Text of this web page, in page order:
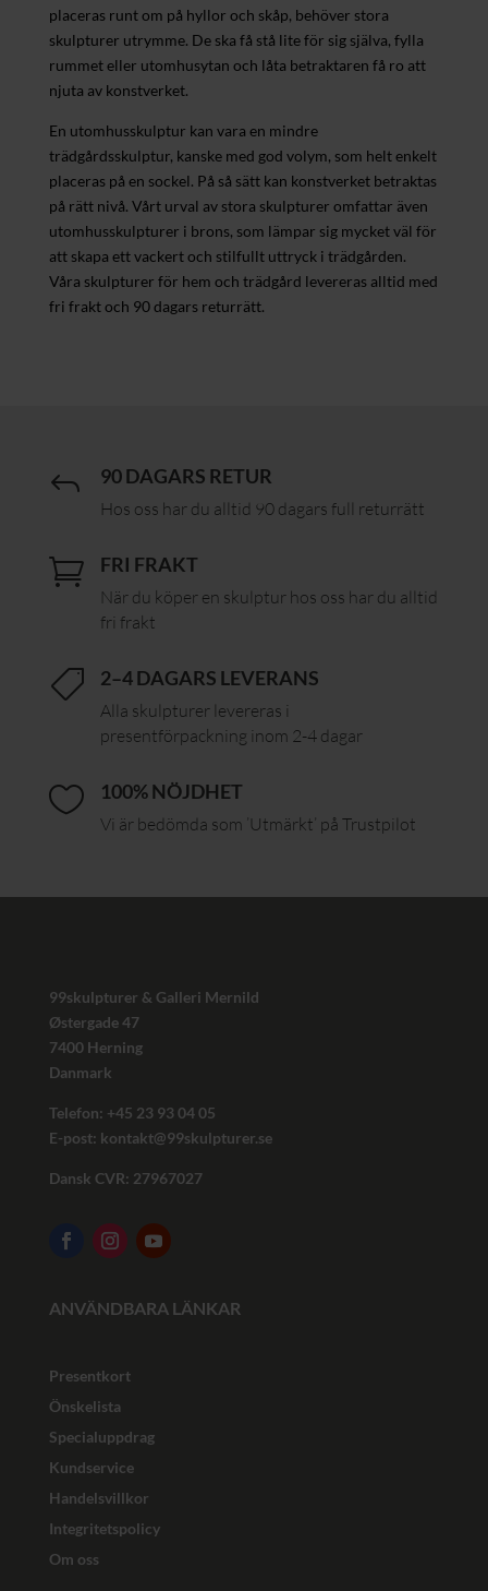
placeras runt om på hyllor och skåp, behöver stora
skulpturer utrymme. De ska få stå lite för sig själva, fylla
rummet eller utomhusytan och låta betraktaren få ro att
njuta av konstverket.
En utomhusskulptur kan vara en mindre
trädgårdsskulptur, kanske med god volym, som helt enkelt
placeras på en sockel. På så sätt kan konstverket betraktas
på rätt nivå. Vårt urval av stora skulpturer omfattar även
utomhusskulpturer i brons, som lämpar sig mycket väl för
att skapa ett vackert och stilfullt uttryck i trädgården.
Våra skulpturer för hem och trädgård levereras alltid med
fri frakt och 90 dagars returrätt.
J 90 DAGARS RETUR
Hos oss har du alltid 90 dagars full returrätt
 FRI FRAKT
När du köper en skulptur hos oss har du alltid
fri frakt
 2–4 DAGARS LEVERANS
Alla skulpturer levereras i
presentförpackning inom 2-4 dagar
 100% NÖJDHET
Vi är bedömda som ’Utmärkt’ på Trustpilot
99skulpturer & Galleri Mernild
Østergade 47
7400 Herning
Danmark
Telefon: +45 23 93 04 05
E-post: kontakt@99skulpturer.se
Dansk CVR: 27967027
ANVÄNDBARA LÄNKAR
Presentkort
Önskelista
Specialuppdrag
Kundservice
Handelsvillkor
Integritetspolicy
Om oss